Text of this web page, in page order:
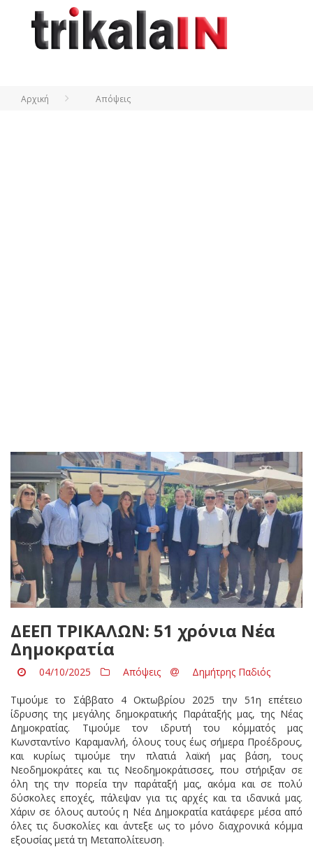
Αρχική Απόψεις
ΔΕΕΠ ΤΡΙΚΑΛΩΝ: 51 χρόνια Νέα
Δημοκρατία
04/10/2025 Απόψεις Δημήτρης Παδιός
Τιμούμε το Σάββατο 4 Οκτωβρίου 2025 την 51η επέτειο
ίδρυσης της μεγάλης δημοκρατικής Παράταξής μας, της Νέας
Δημοκρατίας. Τιμούμε τον ιδρυτή του κόμματός μας
Κωνσταντίνο Καραμανλή, όλους τους έως σήμερα Προέδρους,
και κυρίως τιμούμε την πλατιά λαϊκή μας βάση, τους
Νεοδημοκράτες και τις Νεοδημοκράτισσες, που στήριξαν σε
όλη της την πορεία την παράταξή μας, ακόμα και σε πολύ
δύσκολες εποχές, πάλεψαν για τις αρχές και τα ιδανικά μας.
Χάριν σε όλους αυτούς η Νέα Δημοκρατία κατάφερε μέσα από
όλες τις δυσκολίες και άντεξε ως το μόνο διαχρονικά κόμμα
εξουσίας μετά τη Μεταπολίτευση.